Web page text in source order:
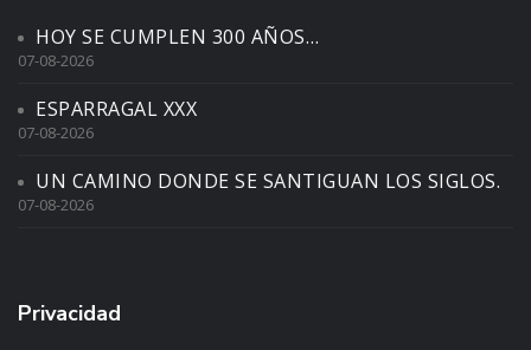
HOY SE CUMPLEN 300 AÑOS…
07-08-2026
ESPARRAGAL XXX
07-08-2026
UN CAMINO DONDE SE SANTIGUAN LOS SIGLOS.
07-08-2026
Privacidad